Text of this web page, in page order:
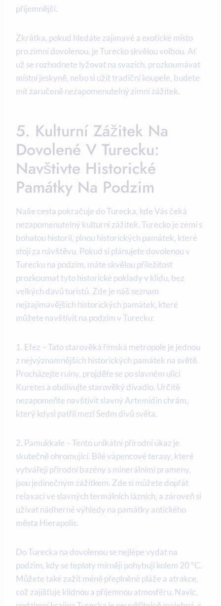
příjemnější.
Zkrátka, pokud hledáte zajímavé a exotické místo
pro zimní dovolenou, je Turecko skvělou volbou. Ať
už se rozhodnete lyžovat na svazích, prozkoumávat
místní jeskyně, nebo si užít tradiční koupele, budete
mít zaručeně nezapomenutelný zimní zážitek.
5. Kulturní Zážitek Na
Dovolené V Turecku:
Navštivte Historické
Památky Na Podzim
Naše cesta pokračuje do Turecka, kde Vás čeká
nezapomenutelný kulturní zážitek. Turecko je zemí s
bohatou historií, plnou historických památek, které
stojí za návštěvu. Pokud si plánujete dovolenou v
Turecku na podzim, máte skvělou příležitost
prozkoumat tyto historické poklady v klidu, bez
velkých davů turistů. Zde je náš seznam
nejzajímavějších historických památek, které
můžete navštívit na podzim v Turecku:
1. Efez – Tato starověká římská metropole je jednou
z nejvýznamnějších historických památek na světě.
Procházejte ruiny, projděte se po slavném ulici
Kuretes a obdivujte starověký divadlo. Určitě
nezapomeňte navštívit slavný Artemidin chrám,
který kdysi patřil mezi Sedm divů světa.
2. Pamukkale – Tento unikátní přírodní úkaz je
skutečně ohromující. Bílé vápencové terasy, které
vytvářejí přírodní bazény s minerálními prameny,
jsou jedinečným zážitkem. Zde si můžete dopřát
relaxaci ve slavných termálních lázních, a zároveň si
užívat nádherné výhledy na památky antického
města Hierapolis.
Do Turecka na dovolenou se nejlépe vydat na
podzim, kdy se teploty mírněji pohybují kolem 20 °C.
Můžete také zažít méně přeplněné pláže a atrakce,
což zajišťuje klidnou a příjemnou atmosféru. Navíc,